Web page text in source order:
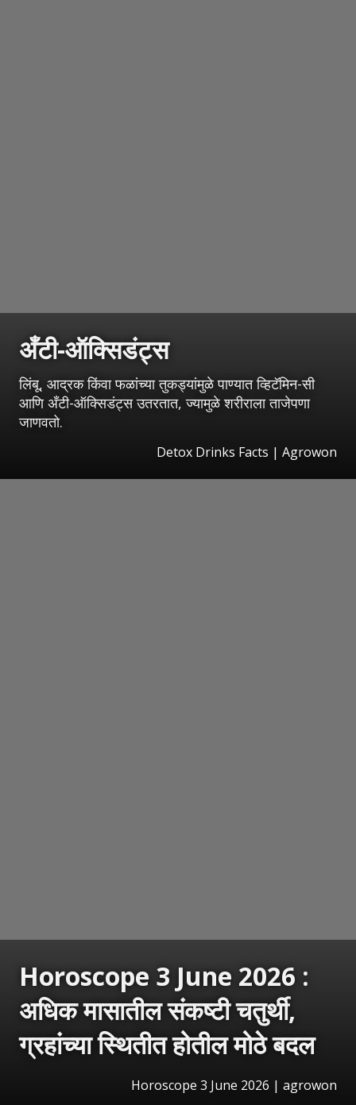
अँटी-ऑक्सिडंट्स
लिंबू, आद्रक किंवा फळांच्या तुकड्यांमुळे पाण्यात व्हिटॅमिन-सी
आणि अँटी-ऑक्सिडंट्स उतरतात, ज्यामुळे शरीराला ताजेपणा
जाणवतो.
Detox Drinks Facts | Agrowon
Horoscope 3 June 2026 :
अधिक मासातील संकष्टी चतुर्थी,
ग्रहांच्या स्थितीत होतील मोठे बदल
Horoscope 3 June 2026 | agrowon